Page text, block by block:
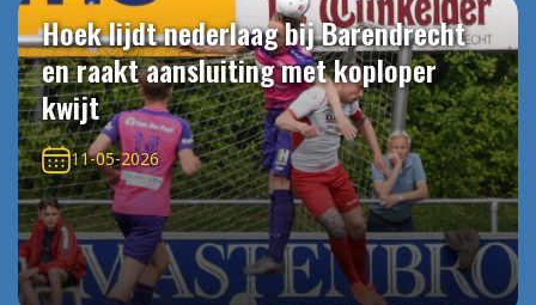
Hoek lijdt nederlaag bij Barendrecht
en raakt aansluiting met koploper
kwijt
11-05-2026